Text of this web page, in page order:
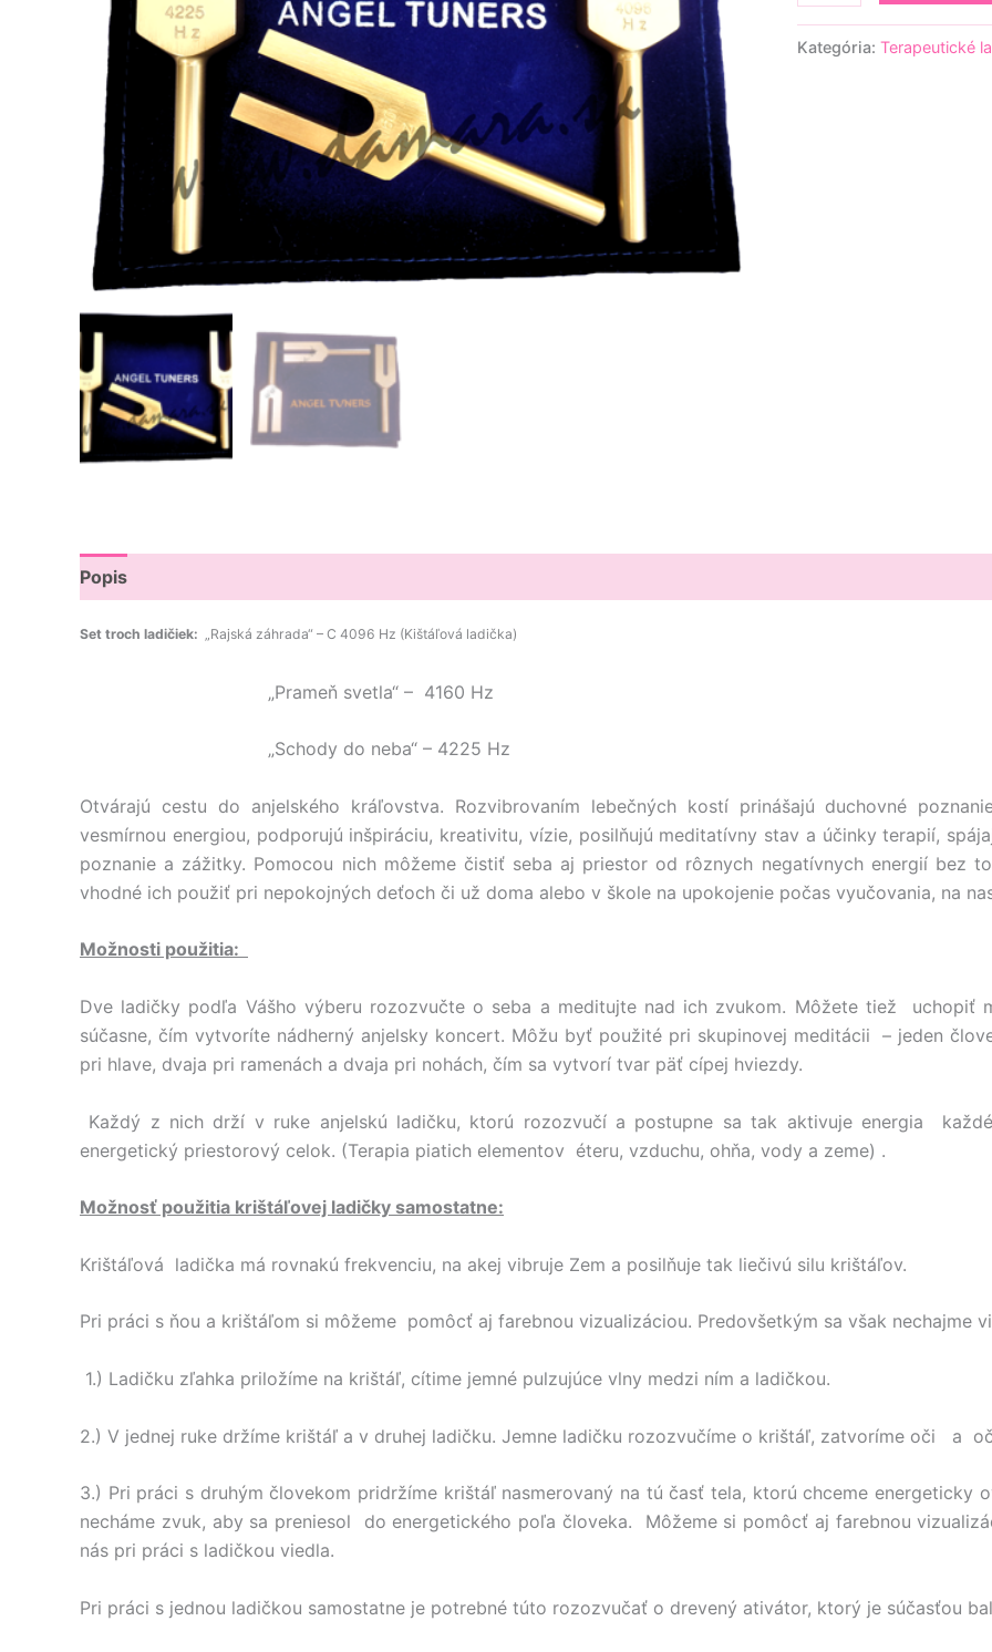
Kategória: Terapeutické
Popis
Set troch ladičiek: „Rajská záhrada“ – C 4096 Hz (Kištáľová ladička)
„Prameň svetla“ – 4160 Hz
„Schody do neba“ – 4225 Hz
Otvárajú cestu do anjelského kráľovstva. Rozvibrovaním lebečných kostí prinášajú duchovné
vesmírnou energiou, podporujú inšpiráciu, kreativitu, vízie, posilňujú meditatívny stav a účinky terapií,
poznanie a zážitky. Pomocou nich môžeme čistiť seba aj priestor od rôznych negatívnych energií bez
vhodné ich použiť pri nepokojných deťoch či už doma alebo v škole na upokojenie počas vyučovania, na
Možnosti použitia:
Dve ladičky podľa Vášho výberu rozozvučte o seba a meditujte nad ich zvukom. Môžete tiež
súčasne, čím vytvoríte nádherný anjelsky koncert. Môžu byť použité pri skupinovej meditácii – jeden
pri hlave, dvaja pri ramenách a dvaja pri nohách, čím sa vytvorí tvar päť cípej hviezdy.
Každý z nich drží v ruke anjelskú ladičku, ktorú rozozvučí a postupne sa tak aktivuje energia
energetický priestorový celok. (Terapia piatich elementov éteru, vzduchu, ohňa, vody a zeme) .
Možnosť použitia krištáľovej ladičky samostatne:
Krištáľová ladička má rovnakú frekvenciu, na akej vibruje Zem a posilňuje tak liečivú silu krištáľov.
Pri práci s ňou a krištáľom si môžeme pomôcť aj farebnou vizualizáciou. Predovšetkým sa však nechajme
1.) Ladičku zľahka priložíme na krištáľ, cítime jemné pulzujúce vlny medzi ním a ladičkou.
2.) V jednej ruke držíme krištáľ a v druhej ladičku. Jemne ladičku rozozvučíme o krištáľ, zatvoríme oči a
3.) Pri práci s druhým človekom pridržíme krištáľ nasmerovaný na tú časť tela, ktorú chceme
necháme zvuk, aby sa preniesol do energetického poľa človeka. Môžeme si pomôcť aj farebnou
nás pri práci s ladičkou viedla.
Pri práci s jednou ladičkou samostatne je potrebné túto rozozvučať o drevený ativátor, ktorý je súčasťou